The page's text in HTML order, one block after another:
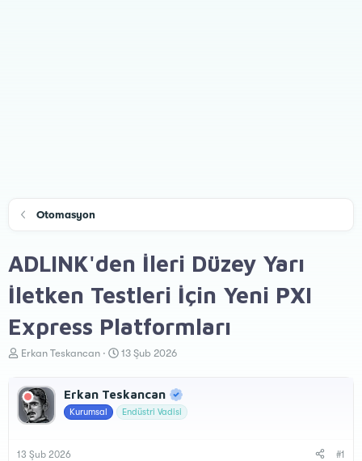
Otomasyon
ADLINK'den İleri Düzey Yarı
İletken Testleri İçin Yeni PXI
Express Platformları
K
u
y
u
a
Erkan Teskancan
B
l
a
13 Şub 2026
Erkan Teskancan
Kurumsal Endüstri Vadisi
13 Şub 2026 #1